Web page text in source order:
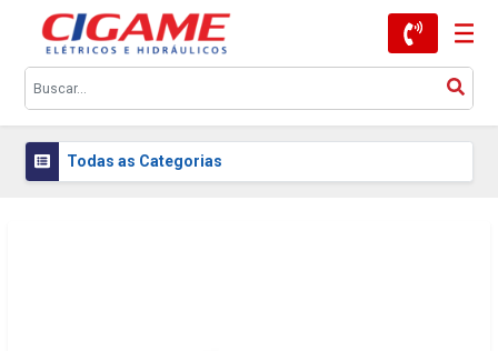
Todas as Categorias